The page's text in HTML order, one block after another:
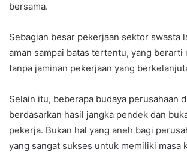
bersama.
Sebagian besar pekerjaan sektor swasta
aman sampai batas tertentu, yang berarti
tanpa jaminan pekerjaan yang
Selain itu, beberapa budaya perusahaan
berdasarkan hasil jangka pendek dan
pekerja. Bukan hal yang aneh bagi
yang sangat sukses untuk memiliki masa